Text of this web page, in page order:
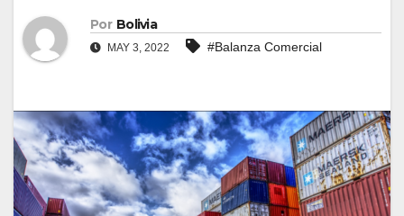
Por Bolivia
MAY 3, 2022 #Balanza Comercial